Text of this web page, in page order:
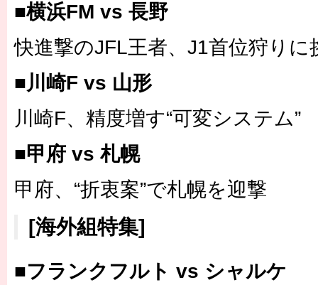
■横浜FM vs 長野
快進撃のJFL王者、J1首位狩りに
■川崎F vs 山形
川崎F、精度増す“可変システム”
■甲府 vs 札幌
甲府、“折衷案”で札幌を迎撃
[海外組特集]
■フランクフルト vs シャルケ